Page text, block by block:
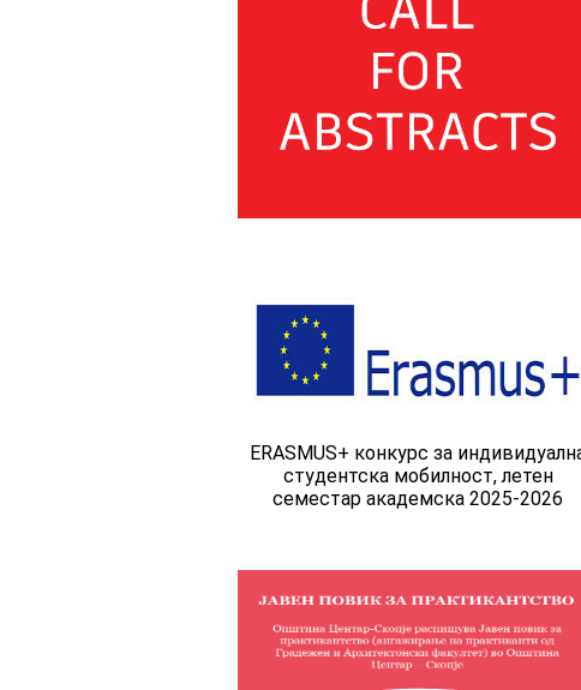
ERASMUS+ конкурс за
студентска мобилност, летен
семестар академска 2025-2026